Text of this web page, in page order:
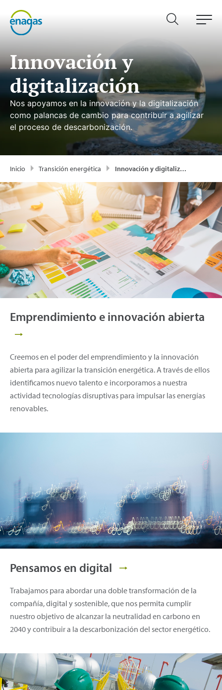
Innovación y
digitalización
Nos apoyamos en la innovación y la digitalización
como palancas de cambio para contribuir a agilizar
el proceso de descarbonización.
Inicio Transición energética Innovación y digitalización
Emprendimiento e innovación abierta
Creemos en el poder del emprendimiento y la innovación
abierta para agilizar la transición energética. A través de ellos
identificamos nuevo talento e incorporamos a nuestra
actividad tecnologías disruptivas para impulsar las energías
renovables.
Pensamos en digital
Trabajamos para abordar una doble transformación de la
compañía, digital y sostenible, que nos permita cumplir
nuestro objetivo de alcanzar la neutralidad en carbono en
2040 y contribuir a la descarbonización del sector energético.